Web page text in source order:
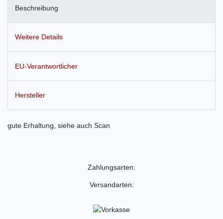
Beschreibung
Weitere Details
EU-Verantwortlicher
Hersteller
gute Erhaltung, siehe auch Scan
Zahlungsarten:
Versandarten: